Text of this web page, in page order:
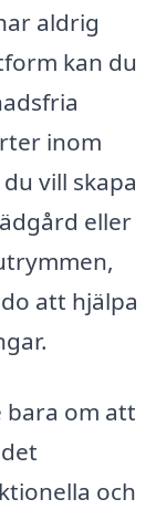
aldrig
kan du
inom
vill skapa
eller
att hjälpa
bara om att
och